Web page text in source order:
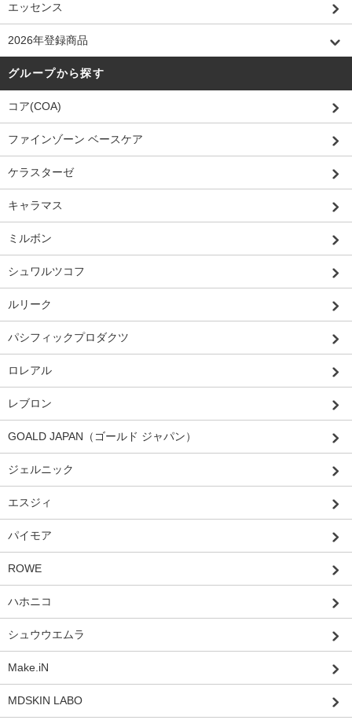
エッセンス
2026年登録商品
グループから探す
コア(COA)
ファインゾーン ベースケア
ケラスターゼ
キャラマス
ミルボン
シュワルツコフ
ルリーク
パシフィックプロダクツ
ロレアル
レブロン
GOALD JAPAN（ゴールド ジャパン）
ジェルニック
エスジィ
パイモア
ROWE
ハホニコ
シュウウエムラ
Make.iN
MDSKIN LABO